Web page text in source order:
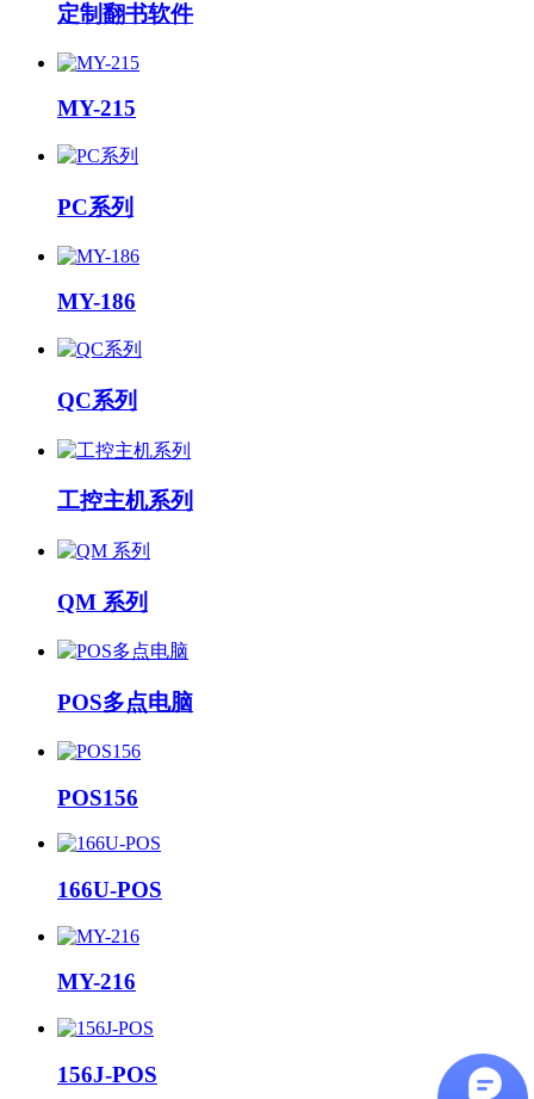
定制翻书软件
MY-215
PC系列
MY-186
QC系列
工控主机系列
QM 系列
POS多点电脑
POS156
166U-POS
MY-216
156J-POS